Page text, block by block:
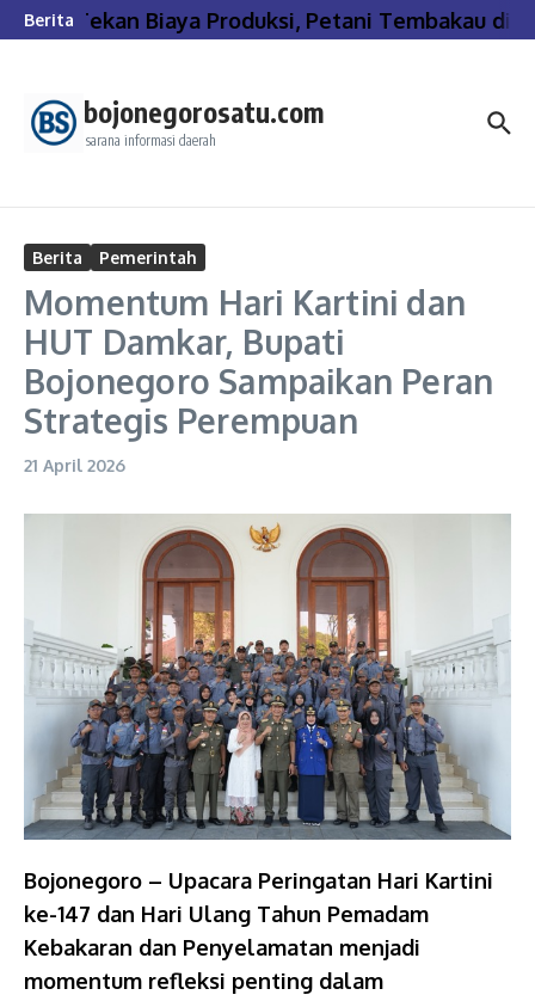
Lewati ke konten
BeritaTekan Biaya Produksi, Petani Tembakau di
bojonegorosatu.com
sarana informasi daerah
Berita Pemerintah
Momentum Hari Kartini dan
HUT Damkar, Bupati
Bojonegoro Sampaikan Peran
Strategis Perempuan
21 April 2026
Bojonegoro – Upacara Peringatan Hari Kartini
ke-147 dan Hari Ulang Tahun Pemadam
Kebakaran dan Penyelamatan menjadi
momentum refleksi penting dalam